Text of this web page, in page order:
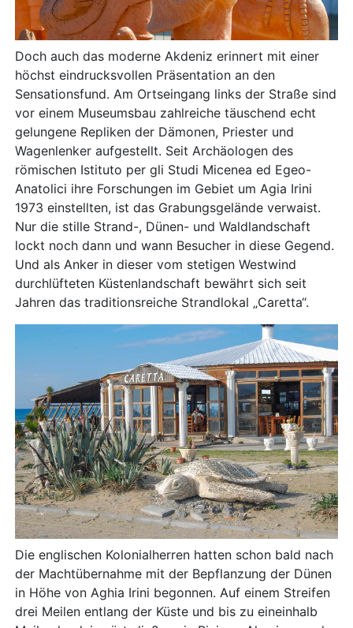
Doch auch das moderne Akdeniz erinnert mit einer
höchst eindrucksvollen Präsentation an den
Sensationsfund. Am Ortseingang links der Straße sind
vor einem Museumsbau zahlreiche täuschend echt
gelungene Repliken der Dämonen, Priester und
Wagenlenker aufgestellt. Seit Archäologen des
römischen Istituto per gli Studi Micenea ed Egeo-
Anatolici ihre Forschungen im Gebiet um Agia Irini
1973 einstellten, ist das Grabungsgelände verwaist.
Nur die stille Strand-, Dünen- und Waldlandschaft
lockt noch dann und wann Besucher in diese Gegend.
Und als Anker in dieser vom stetigen Westwind
durchlüfteten Küstenlandschaft bewährt sich seit
Jahren das traditionsreiche Strandlokal „Caretta“.
Die englischen Kolonialherren hatten schon bald nach
der Machtübernahme mit der Bepflanzung der Dünen
in Höhe von Aghia Irini begonnen. Auf einem Streifen
drei Meilen entlang der Küste und bis zu eineinhalb